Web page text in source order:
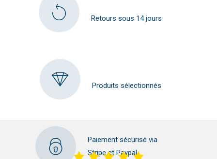
Retours sous 14 jours
Produits sélectionnés
Paiement sécurisé via
Stripe et Paypal